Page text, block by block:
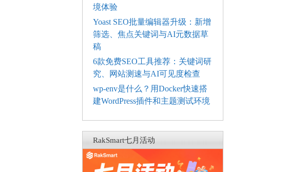
境体验
Yoast SEO批量编辑器升级：新增
筛选、焦点关键词与AI元数据草
稿
6款免费SEO工具推荐：关键词研
究、网站测速与AI可见度检查
wp-env是什么？用Docker快速搭
建WordPress插件和主题测试环境
RakSmart七月活动